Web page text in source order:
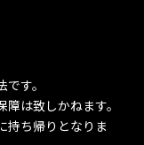
す。
は致しかねます。
持ち帰りとなりま